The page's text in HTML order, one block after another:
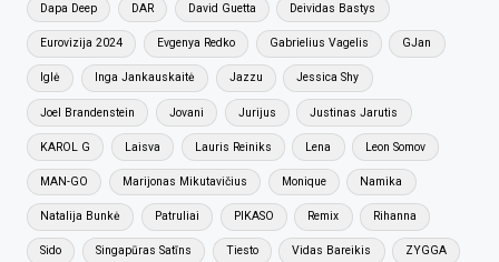
Dapa Deep DAR David Guetta Deividas Bastys
Eurovizija 2024 Evgenya Redko Gabrielius Vagelis GJan
Iglė Inga Jankauskaitė Jazzu Jessica Shy
Joel Brandenstein Jovani Jurijus Justinas Jarutis
KAROL G Laisva Lauris Reiniks Lena Leon Somov
MAN-GO Marijonas Mikutavičius Monique Namika
Natalija Bunkė Patruliai PIKASO Remix Rihanna
Sido Singapūras Satīns Tiesto Vidas Bareikis ZYGGA